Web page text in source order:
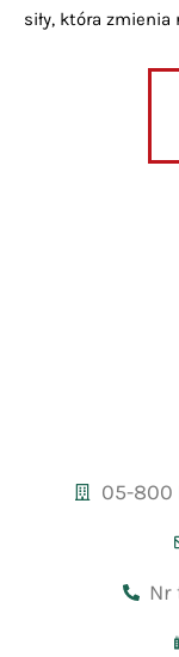
siły, która
05-800
Nr